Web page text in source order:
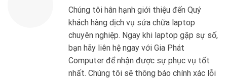
Chúng tôi hân hạnh giới thiệu đến Quý
khách hàng dịch vụ sửa chữa laptop
chuyên nghiệp. Ngay khi laptop gặp sự số,
bạn hãy liên hệ ngay với Gia Phát
Computer để nhận được sự phục vụ tốt
nhất. Chúng tôi sẽ thông báo chính xác lỗi